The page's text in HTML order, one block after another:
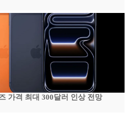
가격 최대 300달러 인상 전망